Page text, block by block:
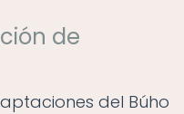
de
del Búho